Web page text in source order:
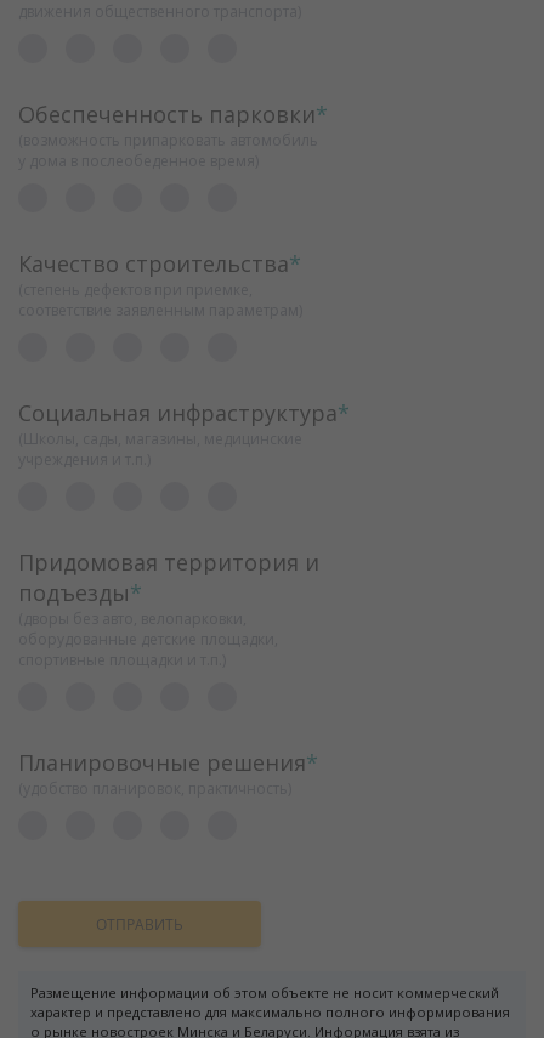
Обеспеченность парковки*
Качество строительства*
Социальная инфраструктура*
Придомовая территория и
подъезды*
Планировочные решения*
ОТПРАВИТЬ
Размещение информации об этом объекте не носит коммерческий
характер и представлено для максимально полного информирования
о рынке новостроек Минска и Беларуси. Информация взята из